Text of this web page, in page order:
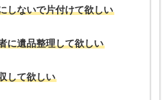
しないで片付けて欲しい
に遺品整理して欲しい
して欲しい